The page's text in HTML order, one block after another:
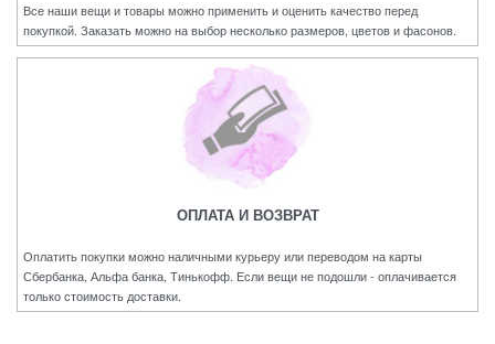
Все наши вещи и товары можно применить и оценить качество перед
покупкой. Заказать можно на выбор несколько размеров, цветов и фасонов.
ОПЛАТА И ВОЗВРАТ
Оплатить покупки можно наличными курьеру или переводом на карты
Сбербанка, Альфа банка, Тинькофф. Если вещи не подошли - оплачивается
только стоимость доставки.